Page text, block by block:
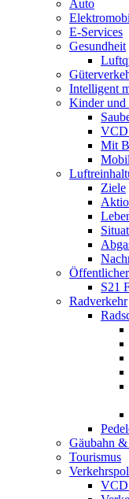
Auto
E-Services
Gesundheit
Intelligent
Kinder und
VCD
Mit
Ziele
S21
Radverkehr
Gäubahn &
Tourismus
VCD